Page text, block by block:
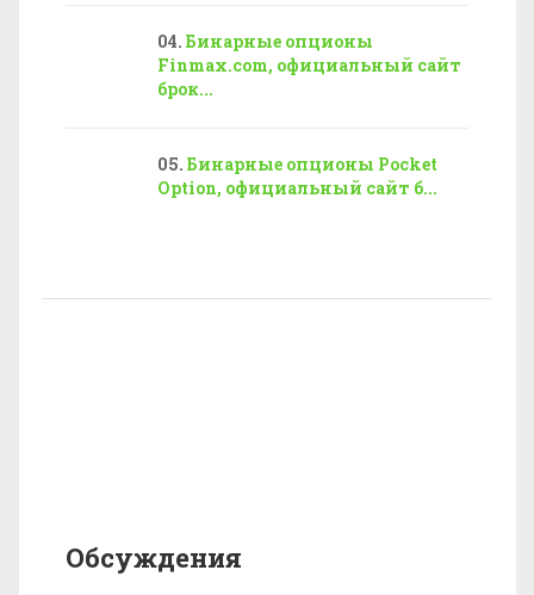
Бинарные опционы
Finmax.com, официальный сайт
брок...
Бинарные опционы Pocket
Option, официальный сайт б...
Обсуждения